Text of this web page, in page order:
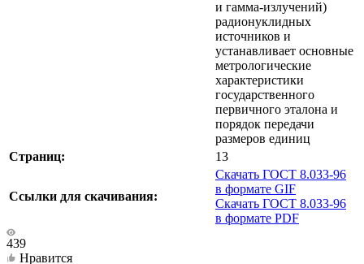
и гамма-излучений)
радионуклидных
источников и
устанавливает основные
метрологические
характеристики
государственного
первичного эталона и
порядок передачи
размеров единиц
Страниц:
13
Ссылки для скачивания:
Скачать ГОСТ 8.033-96
в формате GIF
Скачать ГОСТ 8.033-96
в формате PDF
439
Нравится